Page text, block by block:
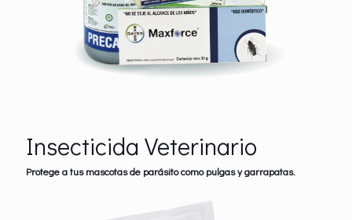
Insecticida Veterinario
Protege a tus mascotas de parásito como pulgas y garrapatas.